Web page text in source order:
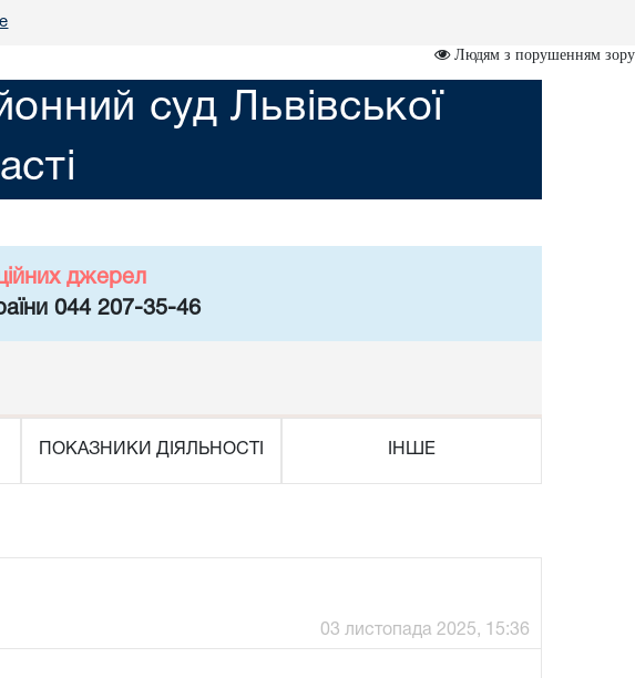
Людям з порушенням зору
суд Львівської
джерел
044 207-35-46
ПОКАЗНИКИ ДІЯЛЬНОСТІ ІНШЕ
03 листопада 2025, 15:36